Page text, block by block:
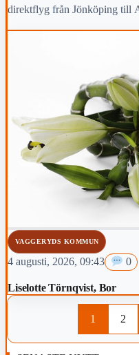
direktflyg från Jönköping till
Lion Alpin att man satsar
VAGGERYDS KOMMUN
4 augusti, 2026, 09:43 0
Liselotte Törnqvist, Bor
1 2